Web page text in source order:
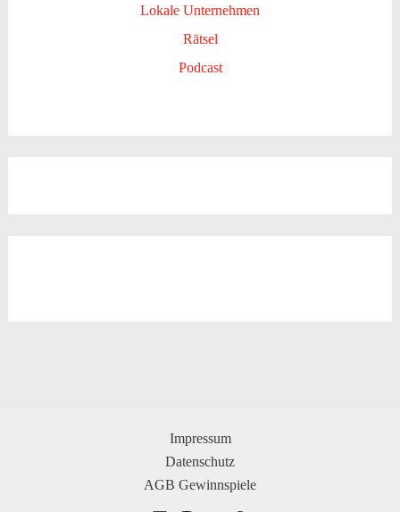
Lokale Unternehmen
Rätsel
Podcast
Impressum
Datenschutz
AGB Gewinnspiele